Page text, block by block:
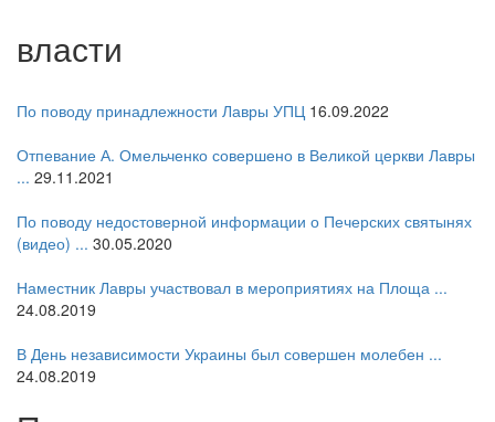
власти
По поводу принадлежности Лавры УПЦ 16.09.2022
Отпевание А. Омельченко совершено в Великой церкви Лавры
... 29.11.2021
По поводу недостоверной информации о Печерских святынях
(видео) ... 30.05.2020
Наместник Лавры участвовал в мероприятиях на Площа ...
24.08.2019
В День независимости Украины был совершен молебен ...
24.08.2019